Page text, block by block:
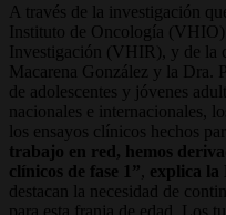
A través de la investigación
Instituto de Oncología
Investigación (VHIR), y de la
Macarena González y la Dra.
de adolescentes y jóvenes
nacionales e internacionales,
los ensayos clínicos hechos
trabajo en red, hemos
clínicos de fase 1” explica la
destacan la necesidad de
para esta franja de edad. Los